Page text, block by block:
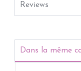
Reviews
Dans la même